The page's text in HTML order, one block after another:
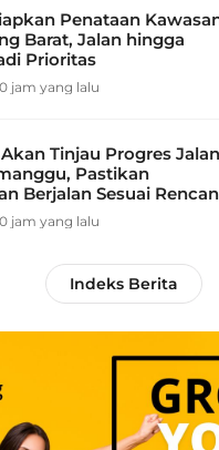
Penataan
Barat, Jalan hingga
Prioritas
jam yang lalu
Tinjau Progres Jalan
Pastikan
Berjalan Sesuai
jam yang lalu
Indeks Berita